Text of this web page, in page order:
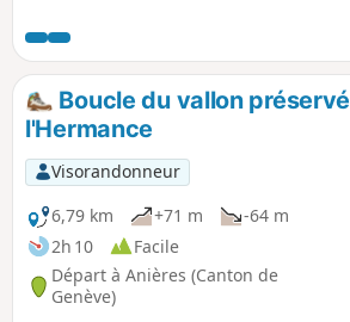
Notre-Dame des Vignes, on peut
géologique, la Pierre à Martin. Après
on redescend en bénéficiant de beaux
randonnée s'achève à travers le
Boucle du vallon
l'Hermance
Visorandonneur
6,79 km
+71 m
-64 m
2h 10
Facile
Départ à Anières (Canton de
Genève)